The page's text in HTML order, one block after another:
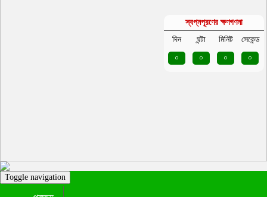
Toggle navigation
স্বপ্নপূরণের ক্ষণগণনা
দিন
ঘন্টা মিনিট
সেকেন্ড
০
০ ০ ০